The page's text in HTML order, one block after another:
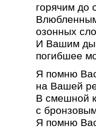
горячим до
озонных
И Вашим
погибшее
Я помню
на Вашей
В смешной
с
Я помню